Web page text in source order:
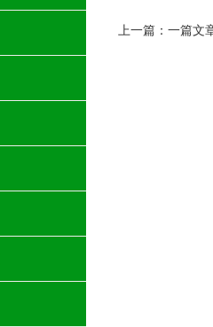
上一篇： 一篇文